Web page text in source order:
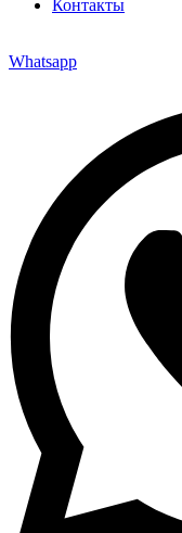
Контакты
Whatsapp